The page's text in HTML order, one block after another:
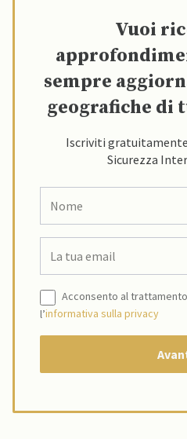
Vuoi
sempre
geografiche di
Iscriviti
Sicurezza
Acconsento al
l’informativa sulla privacy